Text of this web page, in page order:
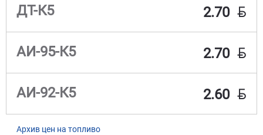
ДТ-К5 2.70 BYN
АИ-95-К5 2.70 BYN
АИ-92-К5 2.60 BYN
Архив цен на топливо